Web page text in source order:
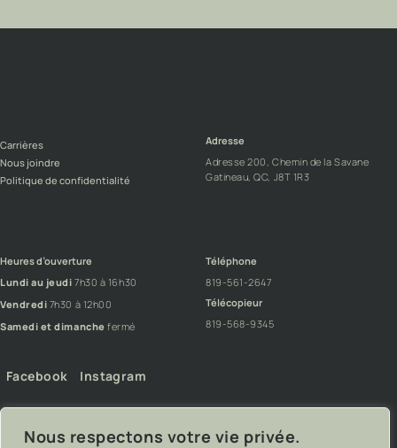
Nous respectons votre vie privée.
Carrières
Nous joindre
Politique de confidentialité
Adresse
Adresse 200, Chemin de la Savane
Gatineau, QC, J8T 1R3
Heures d’ouverture
Lundi au jeudi 7h30 à 16h30
Vendredi 7h30 à 12h00
Samedi et dimanche fermé
Téléphone
819-561-2647
Télécopieur
819-568-9345
Facebook Instagram